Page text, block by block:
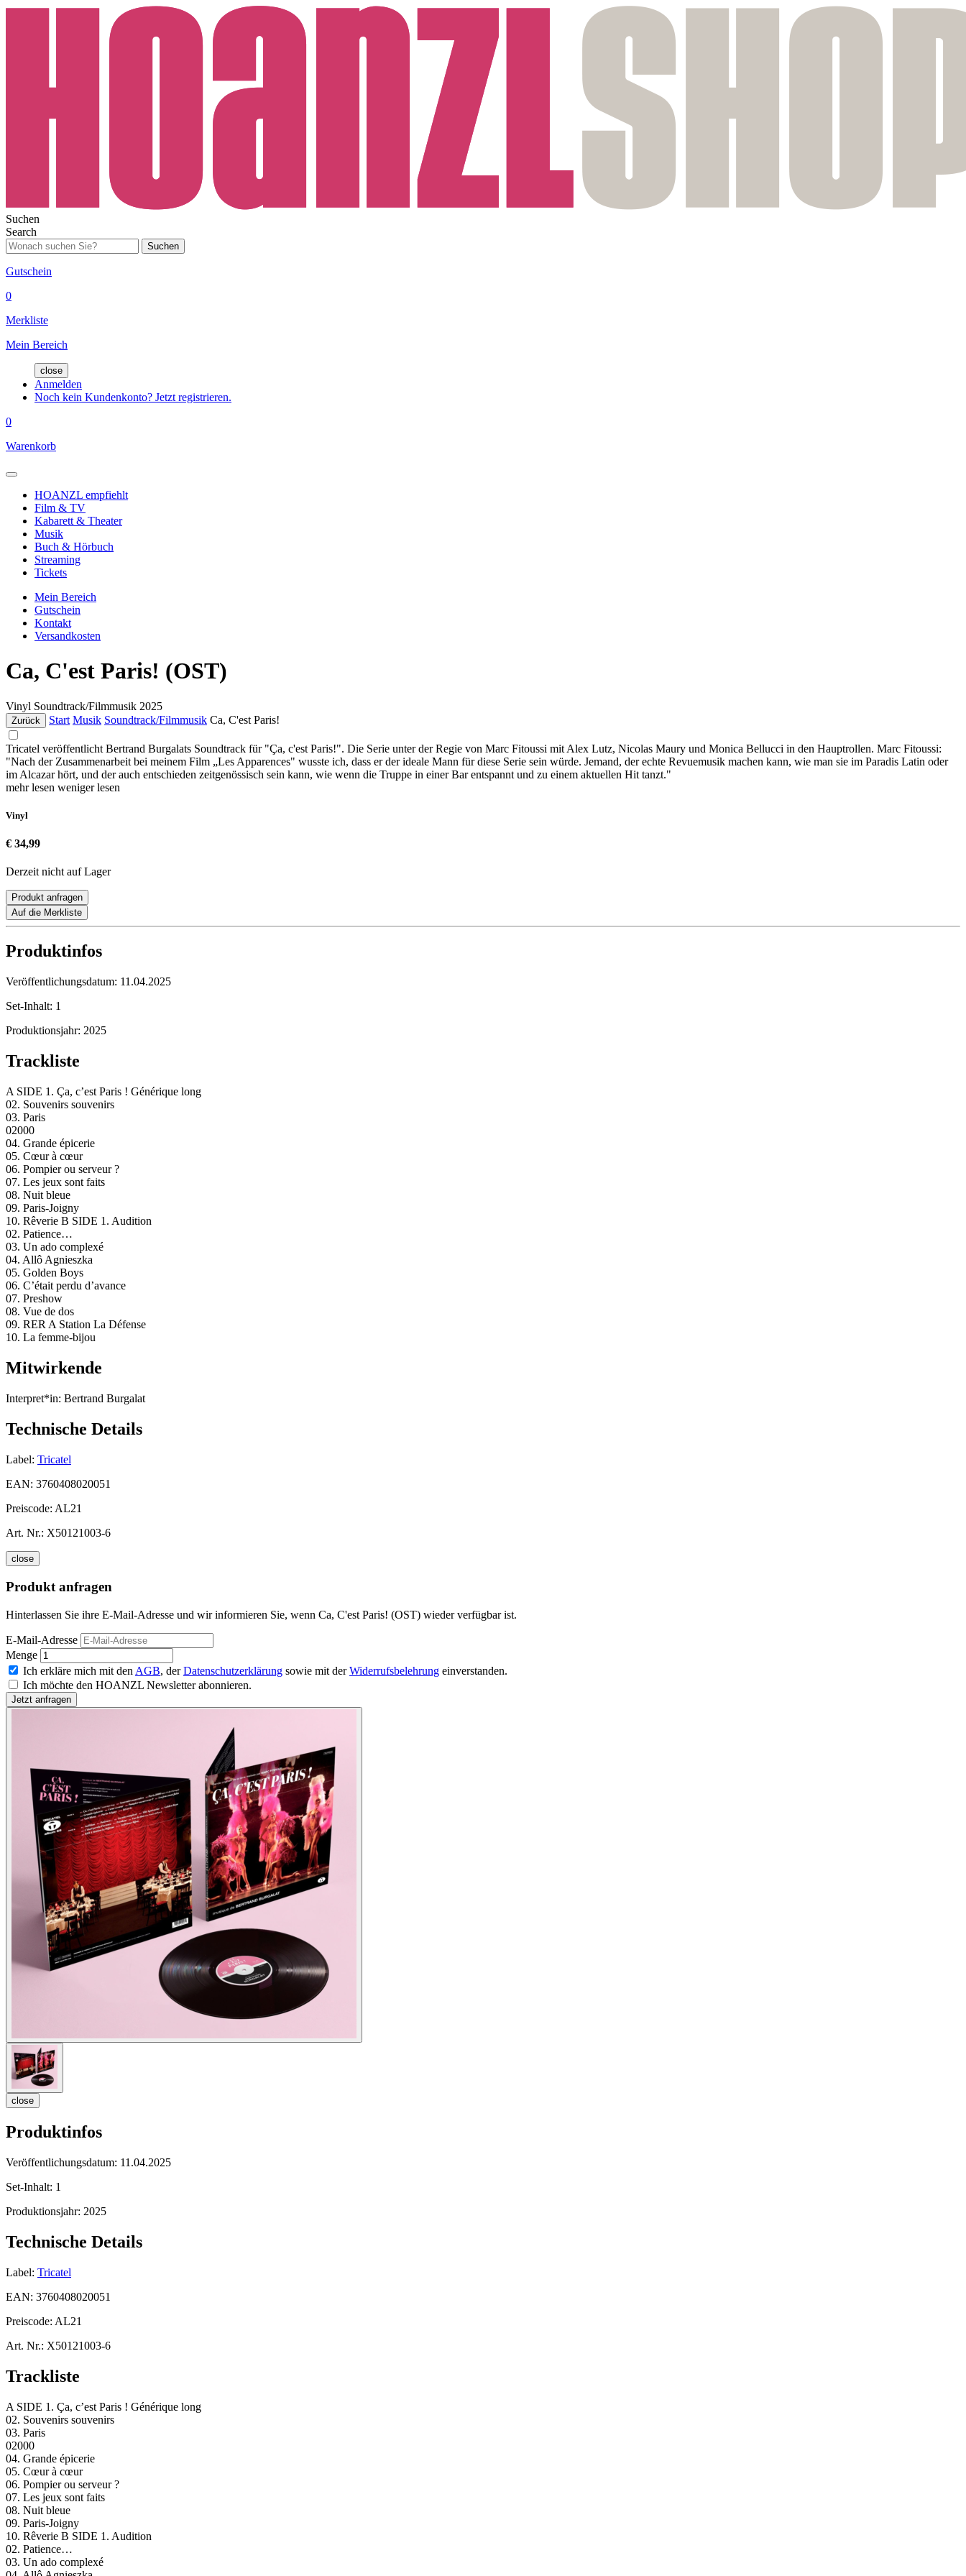
Suchen
Search
Suchen
Gutschein
0
Merkliste
Mein Bereich
close
Anmelden
Noch kein Kundenkonto? Jetzt registrieren.
0
Warenkorb
HOANZL empfiehlt
Film & TV
Kabarett & Theater
Musik
Buch & Hörbuch
Streaming
Tickets
Mein Bereich
Gutschein
Kontakt
Versandkosten
Ca, C'est Paris! (OST)
Vinyl Soundtrack/Filmmusik 2025
Zurück Start Musik Soundtrack/Filmmusik Ca, C'est Paris!
Tricatel veröffentlicht Bertrand Burgalats Soundtrack für "Ça, c'est Paris!". Die Serie unter der Regie von Marc Fitoussi mit Alex Lutz, Nicolas Maury und Monica Bellucci in den Hauptrollen. Marc Fitoussi:
"Nach der Zusammenarbeit bei meinem Film „Les Apparences" wusste ich, dass er der ideale Mann für diese Serie sein würde. Jemand, der echte Revuemusik machen kann, wie man sie im Paradis Latin oder
im Alcazar hört, und der auch entschieden zeitgenössisch sein kann, wie wenn die Truppe in einer Bar entspannt und zu einem aktuellen Hit tanzt."
mehr lesen weniger lesen
Vinyl
€ 34,99
Derzeit nicht auf Lager
Produkt anfragen
Auf die Merkliste
Produktinfos
Veröffentlichungsdatum: 11.04.2025
Set-Inhalt: 1
Produktionsjahr: 2025
Trackliste
A SIDE 1. Ça, c’est Paris ! Générique long
02. Souvenirs souvenirs
03. Paris
02000
04. Grande épicerie
05. Cœur à cœur
06. Pompier ou serveur ?
07. Les jeux sont faits
08. Nuit bleue
09. Paris-Joigny
10. Rêverie B SIDE 1. Audition
02. Patience…
03. Un ado complexé
04. Allô Agnieszka
05. Golden Boys
06. C’était perdu d’avance
07. Preshow
08. Vue de dos
09. RER A Station La Défense
10. La femme-bijou
Mitwirkende
Interpret*in: Bertrand Burgalat
Technische Details
Label: Tricatel
EAN: 3760408020051
Preiscode: AL21
Art. Nr.: X50121003-6
close
Produkt anfragen
Hinterlassen Sie ihre E-Mail-Adresse und wir informieren Sie, wenn Ca, C'est Paris! (OST) wieder verfügbar ist.
E-Mail-Adresse
Menge
Ich erkläre mich mit den AGB, derDatenschutzerklärung sowie mit derWiderrufsbelehrung einverstanden.
Ich möchte den HOANZL Newsletter abonnieren.
close
Produktinfos
Veröffentlichungsdatum: 11.04.2025
Set-Inhalt: 1
Produktionsjahr: 2025
Technische Details
Label: Tricatel
EAN: 3760408020051
Preiscode: AL21
Art. Nr.: X50121003-6
Trackliste
A SIDE 1. Ça, c’est Paris ! Générique long
02. Souvenirs souvenirs
03. Paris
02000
04. Grande épicerie
05. Cœur à cœur
06. Pompier ou serveur ?
07. Les jeux sont faits
08. Nuit bleue
09. Paris-Joigny
10. Rêverie B SIDE 1. Audition
02. Patience…
03. Un ado complexé